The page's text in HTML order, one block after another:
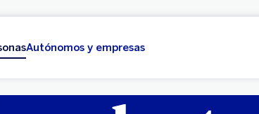
Autónomos y empresas